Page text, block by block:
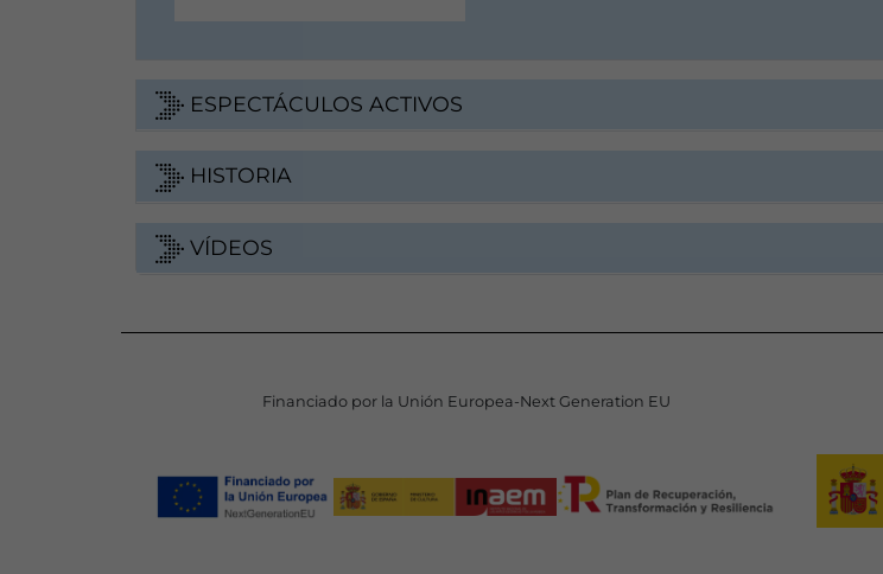
ESPECTÁCULOS ACTIVOS
HISTORIA
VÍDEOS
Financiado por la Unión Europea-Next Generation EU